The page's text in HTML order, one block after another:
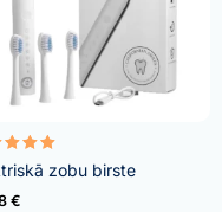
5
zobu birste
€